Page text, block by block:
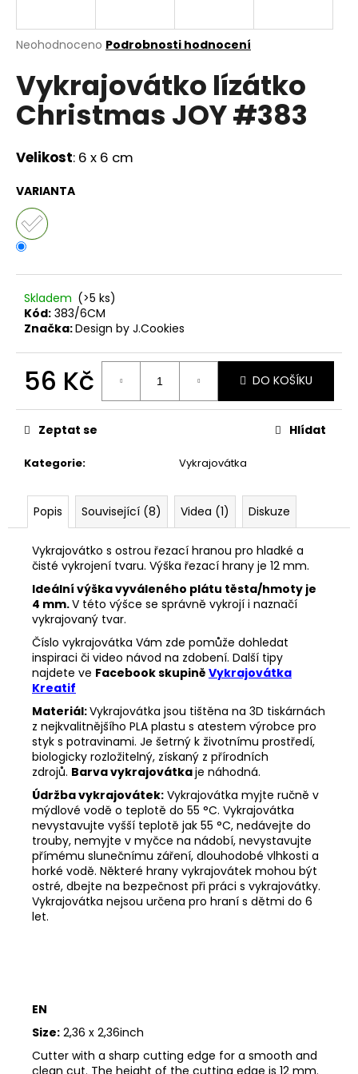
Průměrné
produktu
je
0,0
z
hvězdiček.
Neohodnoceno Podrobnosti hodnocení
Vykrajovátko lízátko
Christmas JOY #383
Velikost: 6 x 6 cm
VARIANTA
Skladem (>5 ks)
Kód: 383/6CM
Značka:Design by J.Cookies
56 Kč
cena:
DO KOŠÍKU
Kategorie: Vykrajovátka
Zeptat se Hlídat
Popis Související (8) Videa (1) Diskuze
Vykrajovátko s ostrou řezací hranou pro hladké a
čisté vykrojení tvaru. Výška řezací hrany je 12 mm.
Ideální výška vyváleného plátu těsta/hmoty je
4 mm.V této výšce se správně vykrojí i naznačí
vykrajovaný tvar.
Číslo vykrajovátka Vám zde pomůže dohledat
inspiraci či video návod na zdobení. Další tipy
najdete ve Facebook skupině Vykrajovátka
Kreatif
Materiál:Vykrajovátka jsou tištěna na 3D tiskárnách
z nejkvalitnějšího PLA plastu s atestem výrobce pro
styk s potravinami. Je šetrný k životnímu prostředí,
biologicky rozložitelný, získaný z přírodních
zdrojů. Barva vykrajovátkaje náhodná.
Údržba vykrajovátek: Vykrajovátka myjte ručně v
mýdlové vodě o teplotě do 55 °C. Vykrajovátka
nevystavujte vyšší teplotě jak 55 °C, nedávejte do
trouby, nemyjte v myčce na nádobí, nevystavujte
přímému slunečnímu záření, dlouhodobé vlhkosti a
horké vodě. Některé hrany vykrajovátek mohou být
ostré, dbejte na bezpečnost při práci s vykrajovátky.
Vykrajovátka nejsou určena pro hraní s dětmi do 6
let.
EN
Size: 2,36 x 2,36inch
Cutter with a sharp cutting edge for a smooth and
clean cut. The height of the cutting edge is 12 mm.
j
t
?
D
o
p
o
č
e
m
VYKRAJOVÁTKA
SNĚHULÁKOVÉ
VÁNOCE
Kč